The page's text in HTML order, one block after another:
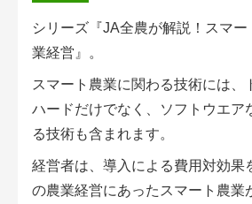
挑戦者たちの奮闘記
会員登録無料 アグ
イベント・プロジェ
シリーズ『JA全農が解説！スマ
業経営』。
スマート農業に関わる技術には、
ハードだけでなく、ソフトウエア
る技術も含まれます。
経営者は、導入による費用対効果
の農業経営にあったスマート農業